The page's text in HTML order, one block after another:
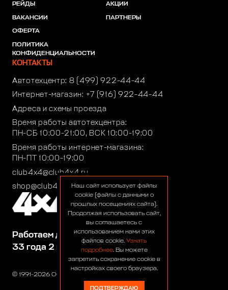
© 1991-2026 ООО «Сервис 4х4»
Работаем для вас:
33 года 2 месяца 24 дня
РЕЙДЫ
ВАКАНСИИ
ОФЕРТА
ПОЛИТИКА
КОНФИДЕНЦИАЛЬНОСТИ
АКЦИИ
ПАРТНЕРЫ
КОНТАКТЫ
Автотехцентр: 8 (499) 922-44-44
Интернет-магазин: +7 (916) 922-44-44
Адреса и схемы проезда
Время работы автотехцентра:
ПН-СБ 10:00-21:00, ВСК 10:00-19:00
Время работы интернет-магазина:
ПН-ПТ 10:00-19:00
club4x4@club4x4.ru
shop@club4x4.ruНаш сайт использует файлы
cookie (файлы с данными о
прошлых посещениях сайта).
Продолжая использовать сайт,
вы соглашаетесь с
использованием нами этих
файлов cookie. Узнать
подробнее. Вы можете
запретить сохранение cookie в
настройках своего браузера.
ПОДТВЕРЖДАЮ